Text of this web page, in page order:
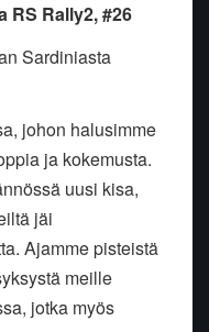
RS Rally2, #26
Sardiniasta
johon halusimme
ja kokemusta.
uusi kisa,
jäi
Ajamme pisteistä
meille
jotka myös